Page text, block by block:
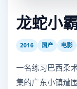
龙蛇小
2016 国产 电影
一名练习巴西柔
集的广东小镇遭围